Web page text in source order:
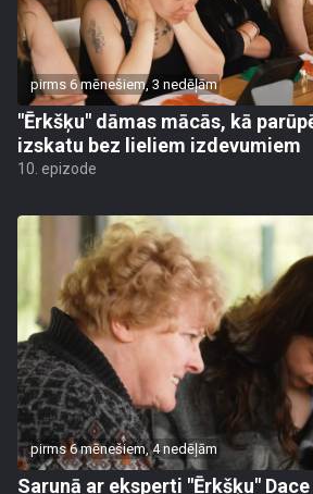
pirms 6 mēnešiem, 3 nedēļām
"Ērkšķu" dāmas mācās, kā
izskatu bez lieliem izdevumiem
10. epizode
pirms 6 mēnešiem, 4 nedēļām
Sarunā ar eksperti "Ērkšķu"